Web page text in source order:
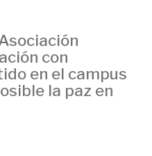
con
en el campus
la paz en